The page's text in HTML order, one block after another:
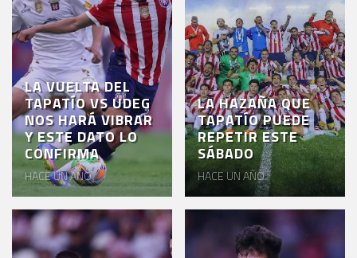
LA VUELTA DEL
TAPATÍO VS UDEG
NOS HARÁ VIBRAR
Y ESTE DATO LO
CONFIRMA
HACE UN AÑO
LA HAZAÑA QUE
TAPATÍO PUEDE
REPETIR ESTE
SÁBADO
HACE UN AÑO